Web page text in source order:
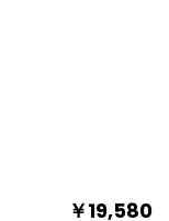
￥19,580